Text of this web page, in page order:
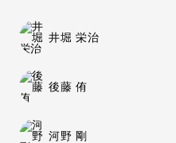
井堀 栄治
後藤 侑
河野 剛